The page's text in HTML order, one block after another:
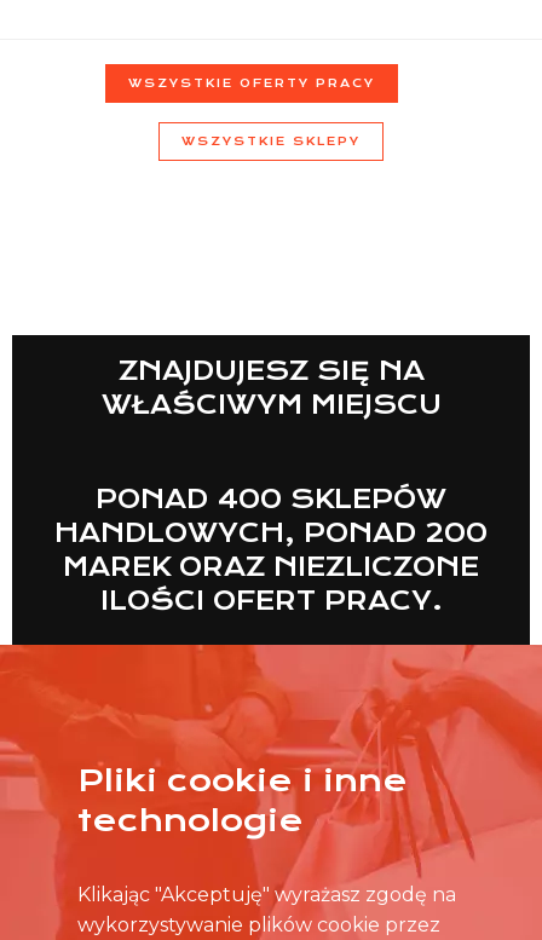
Lista CH
WSZYSTKIE OFERTY PRACY
WSZYSTKIE SKLEPY
ZNAJDUJESZ SIĘ NA
WŁAŚCIWYM MIEJSCU
PONAD 400 SKLEPÓW
HANDLOWYCH, PONAD 200
MAREK ORAZ NIEZLICZONE
ILOŚCI OFERT PRACY.
WIĘCEJ
Pliki cookie i inne
technologie
Klikając "Akceptuję" wyrażasz zgodę na
wykorzystywanie plików cookie przez